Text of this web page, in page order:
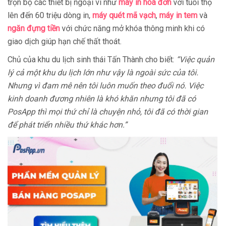
trọn bộ các thiết bị ngoại vi như máy in hoá đơn với tuổi thọ
lên đến 60 triệu dòng in, máy quét mã vạch, máy in tem và
ngăn đựng tiền với chức năng mở khóa thông minh khi có
giao dịch giúp hạn chế thất thoát.
Chủ của khu du lịch sinh thái Tấn Thành cho biết: “Việc quản
lý cả một khu du lịch lớn như vậy là ngoài sức của tôi.
Nhưng vì đam mê nên tôi luôn muốn theo đuổi nó. Việc
kinh doanh đương nhiên là khó khăn nhưng tôi đã có
PosApp thì mọi thứ chỉ là chuyện nhỏ, tôi đã có thời gian
để phát triển nhiều thứ khác hơn.”